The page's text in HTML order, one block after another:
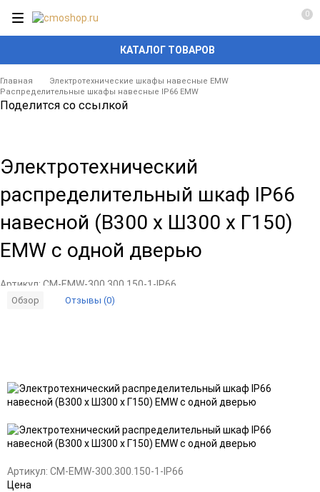
КАТАЛОГ ТОВАРОВ
0
Главная
Электротехнические шкафы навесные EMW
Распределительные шкафы навесные IP66 EMW
Поделится со ссылкой
Электротехнический
распределительный шкаф IP66
навесной (В300 x Ш300 x Г150)
EMW c одной дверью
Артикул: CM-EMW-300.300.150-1-IP66
Обзор Отзывы (0)
в
избранное
к
сравнению
Артикул: CM-EMW-300.300.150-1-IP66
Цена